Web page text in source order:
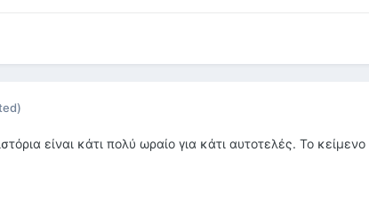
είναι κάτι πολύ ωραίο για κάτι αυτοτελές. Το